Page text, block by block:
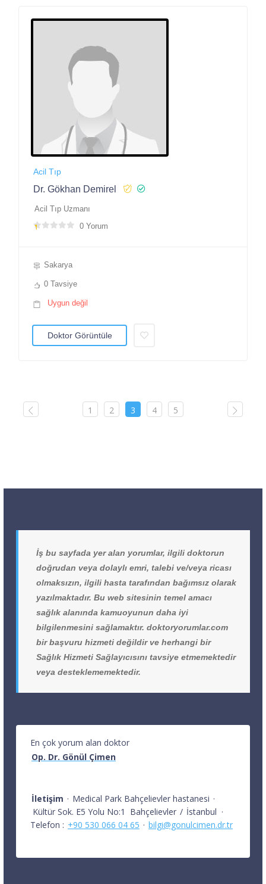
Acil Tıp
Dr. Gökhan Demirel
Acil Tıp Uzmanı
0 Yorum
Sakarya
0 Tavsiye
Uygun değil
Doktor Görüntüle
1 2 3 4 5
İş bu sayfada yer alan yorumlar, ilgili doktorun
doğrudan veya dolaylı emri, talebi ve/veya ricası
olmaksızın, ilgili hasta tarafından bağımsız olarak
yazılmaktadır. Bu web sitesinin temel amacı
sağlık alanında kamuoyunun daha iyi
bilgilenmesini sağlamaktır. doktoryorumlar.com
bir başvuru hizmeti değildir ve herhangi bir
Sağlık Hizmeti Sağlayıcısını tavsiye etmemektedir
veya desteklememektedir.
En çok yorum alan doktor
Op. Dr. Gönül Çimen
İletişim · Medical Park Bahçelievler hastanesi ·
Kültür Sok. E5 Yolu No:1
Bahçelievler / İstanbul ·
Telefon : +90 530 066 04 65 · bilgi@gonulcimen.dr.tr